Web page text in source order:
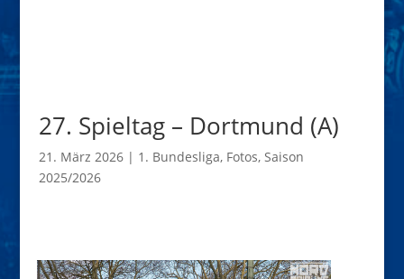
27. Spieltag – Dortmund (A)
21. März 2026| 1. Bundesliga, Fotos, Saison
2025/2026